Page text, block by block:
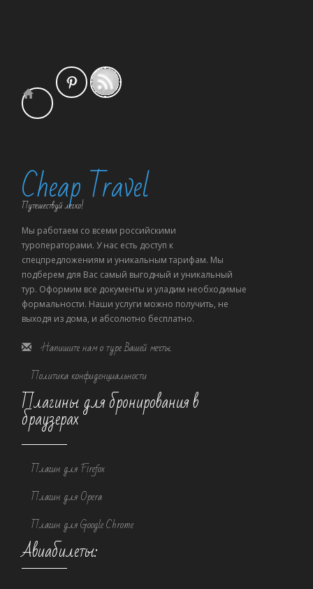
Cheap Travel
Путешествуй легко!
Мы работаем со всеми российскими
туроператорами. У нас есть доступ к
спецпредложениям и уникальным тарифам. Мы
подберем для Вас самый выгодный и уникальный
тур. Оформим все документы и уладим необходимые
формальности. Наши услуги можно получить, не
выходя из дома, и абсолютно бесплатно.
Напишите нам о туре Вашей мечты.
Политика конфиденциальности
Плагины для бронирования в
браузерах
Плагин для Firefox
Плагин для Opera
Плагин для Google Chrome
Авиабилеты: